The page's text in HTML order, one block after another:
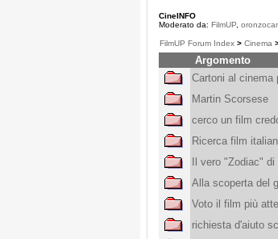
CineINFO
Moderato da: FilmUP
FilmUP Forum Index > Cinema
Argomento
Cartoni al cinema
Martin Scorsese
cerco un film
Ricerca film
Il vero "Zodiac"
Alla scoperta del
Voto il film più
richiesta d'aiuto